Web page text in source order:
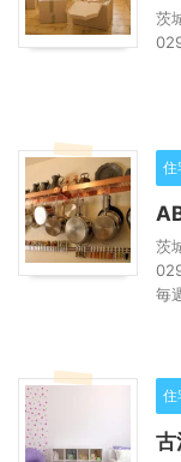
茨
住
茨
毎
住
古